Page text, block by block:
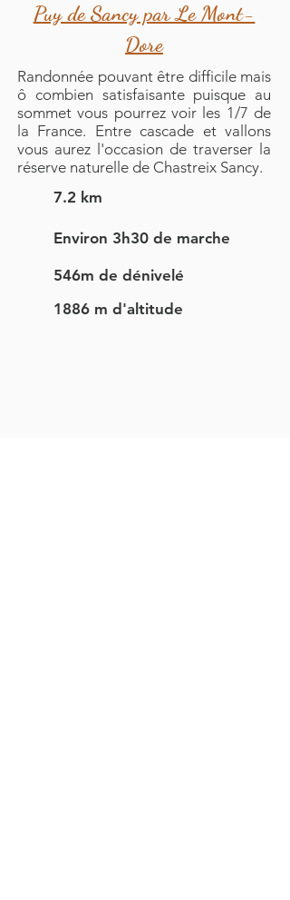
Puy de Sancy par Le Mont-
Dore
Randonnée pouvant être difficile mais
ô combien satisfaisante puisque au
sommet vous pourrez voir les 1/7 de
la France. Entre cascade et vallons
vous aurez l'occasion de traverser la
réserve naturelle de Chastreix Sancy.
7.2 km
Environ 3h30 de marche
546m de dénivelé
1886 m d'altitude